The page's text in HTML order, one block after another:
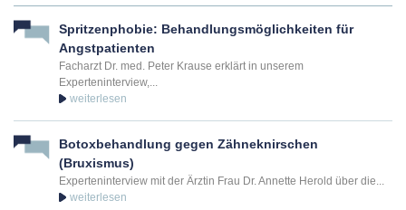
Spritzenphobie: Behandlungsmöglichkeiten für
Angstpatienten
Facharzt Dr. med. Peter Krause erklärt in unserem
Experteninterview,...
Botoxbehandlung gegen Zähneknirschen
(Bruxismus)
Experteninterview mit der Ärztin Frau Dr. Annette Herold über die...